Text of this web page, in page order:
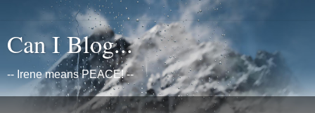
Can I Blog...
-- Irene means PEACE! --